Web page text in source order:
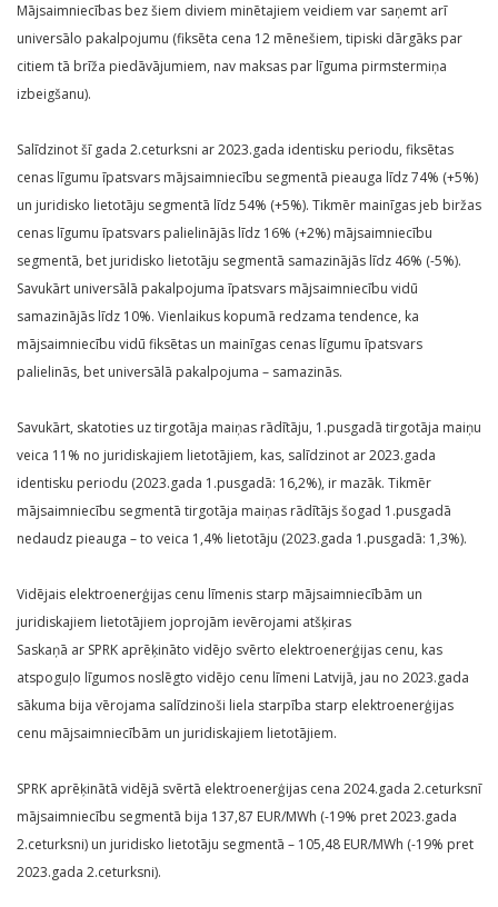
Mājsaimniecības bez šiem diviem minētajiem veidiem var saņemt arī
universālo pakalpojumu (fiksēta cena 12 mēnešiem, tipiski dārgāks par
citiem tā brīža piedāvājumiem, nav maksas par līguma pirmstermiņa
izbeigšanu).
Salīdzinot šī gada 2.ceturksni ar 2023.gada identisku periodu, fiksētas
cenas līgumu īpatsvars mājsaimniecību segmentā pieauga līdz 74% (+5%)
un juridisko lietotāju segmentā līdz 54% (+5%). Tikmēr mainīgas jeb biržas
cenas līgumu īpatsvars palielinājās līdz 16% (+2%) mājsaimniecību
segmentā, bet juridisko lietotāju segmentā samazinājās līdz 46% (-5%).
Savukārt universālā pakalpojuma īpatsvars mājsaimniecību vidū
samazinājās līdz 10%. Vienlaikus kopumā redzama tendence, ka
mājsaimniecību vidū fiksētas un mainīgas cenas līgumu īpatsvars
palielinās, bet universālā pakalpojuma – samazinās.
Savukārt, skatoties uz tirgotāja maiņas rādītāju, 1.pusgadā tirgotāja maiņu
veica 11% no juridiskajiem lietotājiem, kas, salīdzinot ar 2023.gada
identisku periodu (2023.gada 1.pusgadā: 16,2%), ir mazāk. Tikmēr
mājsaimniecību segmentā tirgotāja maiņas rādītājs šogad 1.pusgadā
nedaudz pieauga – to veica 1,4% lietotāju (2023.gada 1.pusgadā: 1,3%).
Vidējais elektroenerģijas cenu līmenis starp mājsaimniecībām un
juridiskajiem lietotājiem joprojām ievērojami atšķiras
Saskaņā ar SPRK aprēķināto vidējo svērto elektroenerģijas cenu, kas
atspoguļo līgumos noslēgto vidējo cenu līmeni Latvijā, jau no 2023.gada
sākuma bija vērojama salīdzinoši liela starpība starp elektroenerģijas
cenu mājsaimniecībām un juridiskajiem lietotājiem.
SPRK aprēķinātā vidējā svērtā elektroenerģijas cena 2024.gada 2.ceturksnī
mājsaimniecību segmentā bija 137,87 EUR/MWh (-19% pret 2023.gada
2.ceturksni) un juridisko lietotāju segmentā – 105,48 EUR/MWh (-19% pret
2023.gada 2.ceturksni).